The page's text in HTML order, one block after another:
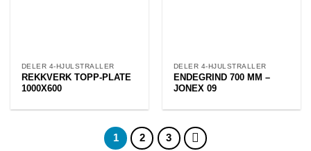
DELER 4-HJULSTRALLER
REKKVERK TOPP-PLATE
1000X600
DELER 4-HJULSTRALLER
ENDEGRIND 700 MM –
JONEX 09
1 2 3